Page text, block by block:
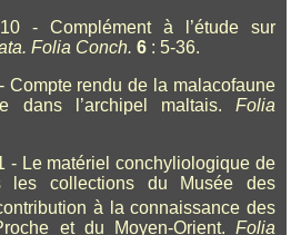
- Complément à l’étude sur
Folia Conch. 6 : 5-36.
Compte rendu de la malacofaune
dans l’archipel maltais. Folia
- Le matériel conchyliologique de
les collections du Musée des
à la connaissance des
et du Moyen-Orient. Folia